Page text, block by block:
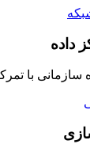
داده
با